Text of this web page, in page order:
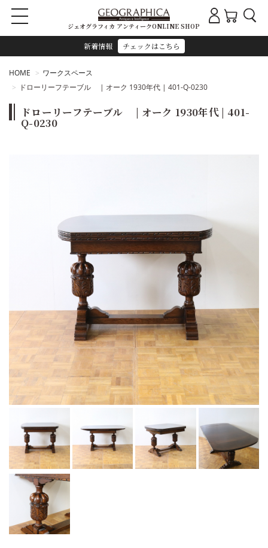
新着情報 チェックはこちら
ジェオグラフィカ アンティークONLINE SHOP
HOME
ワークスペース
ドローリーフテーブル | オーク 1930年代 | 401-Q-0230
ドローリーフテーブル | オーク 1930年代 | 401-
Q-0230